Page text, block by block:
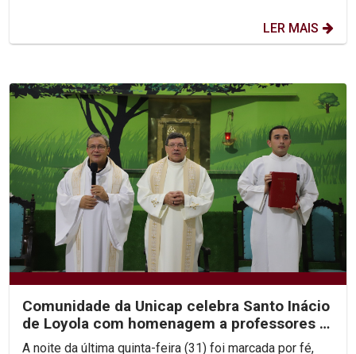
LER MAIS
Comunidade da Unicap celebra Santo Inácio
de Loyola com homenagem a professores e
jesuítas
A noite da última quinta-feira (31) foi marcada por fé,